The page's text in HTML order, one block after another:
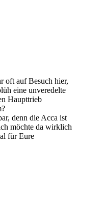
oft auf Besuch hier,
eine unveredelte
Haupttrieb
denn die Acca ist
möchte da wirklich
für Eure